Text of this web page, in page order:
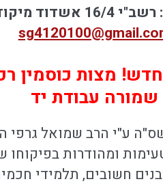
מיקוד 77650
מצות כוסמין
שמורה עבודת יד
ע"י הרב שמואל גרפי
ומהודרות
חשובים, תלמידי